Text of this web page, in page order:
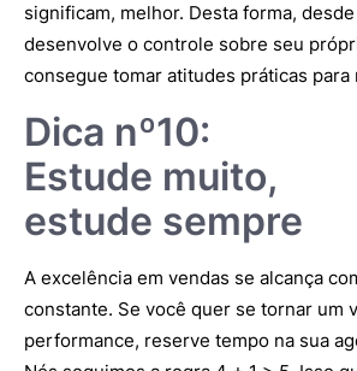
significam, melhor. Desta forma,
desenvolve o controle sobre seu
consegue tomar atitudes práticas para
Dica nº10:
Estude muito,
estude sempre
A excelência em vendas se alcança
constante. Se você quer se tornar um
performance, reserve tempo na sua